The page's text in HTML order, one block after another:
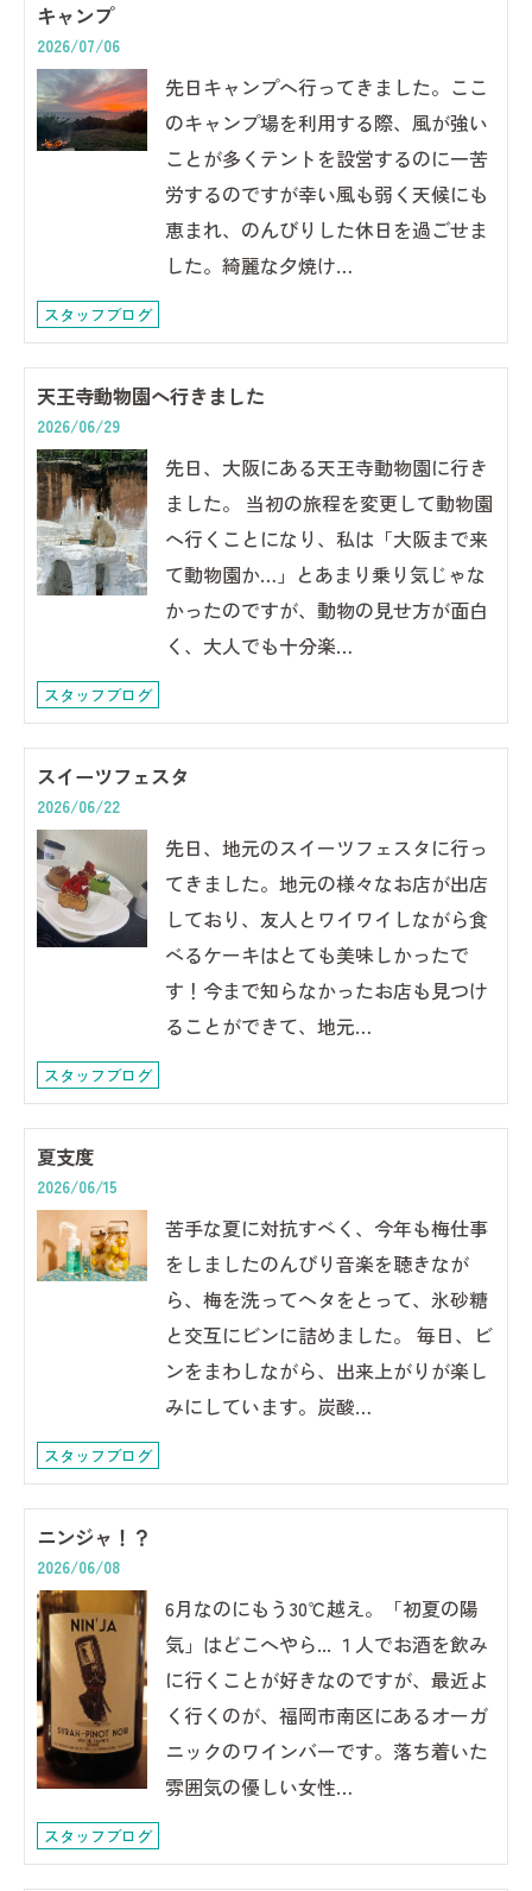
キャンプ
2026/07/06
先日キャンプへ行ってきました。ここ
のキャンプ場を利用する際、風が強い
ことが多くテントを設営するのに一苦
労するのですが幸い風も弱く天候にも
恵まれ、のんびりした休日を過ごせま
した。綺麗な夕焼け…
スタッフブログ
天王寺動物園へ行きました
2026/06/29
先日、大阪にある天王寺動物園に行き
ました。 当初の旅程を変更して動物園
へ行くことになり、私は「大阪まで来
て動物園か…」とあまり乗り気じゃな
かったのですが、動物の見せ方が面白
く、大人でも十分楽…
スタッフブログ
スイーツフェスタ
2026/06/22
先日、地元のスイーツフェスタに行っ
てきました。地元の様々なお店が出店
しており、友人とワイワイしながら食
べるケーキはとても美味しかったで
す！今まで知らなかったお店も見つけ
ることができて、地元…
スタッフブログ
夏支度
2026/06/15
苦手な夏に対抗すべく、今年も梅仕事
をしましたのんびり音楽を聴きなが
ら、梅を洗ってヘタをとって、氷砂糖
と交互にビンに詰めました。 毎日、ビ
ンをまわしながら、出来上がりが楽し
みにしています。炭酸…
スタッフブログ
ニンジャ！？
2026/06/08
6月なのにもう30℃越え。「初夏の陽
気」はどこへやら... １人でお酒を飲み
に行くことが好きなのですが、最近よ
く行くのが、福岡市南区にあるオーガ
ニックのワインバーです。落ち着いた
雰囲気の優しい女性…
スタッフブログ